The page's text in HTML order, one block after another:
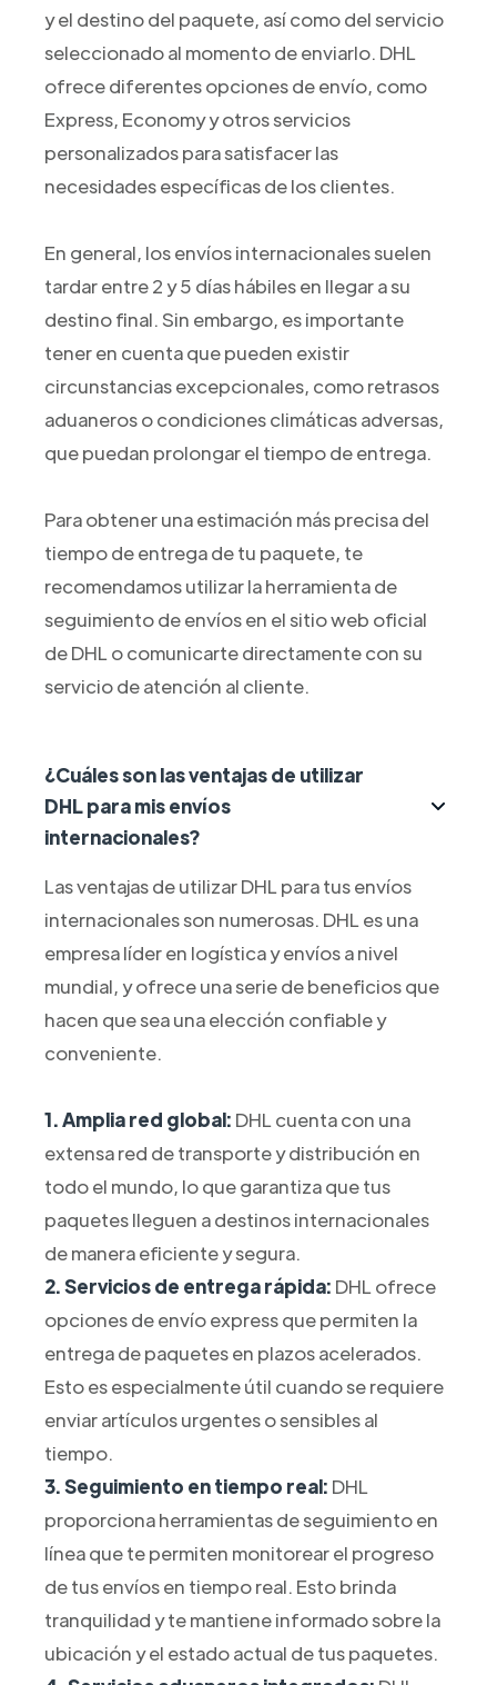
y el destino del paquete, así como del servicio
seleccionado al momento de enviarlo. DHL
ofrece diferentes opciones de envío, como
Express, Economy y otros servicios
personalizados para satisfacer las
necesidades específicas de los clientes.
En general, los envíos internacionales suelen
tardar entre 2 y 5 días hábiles en llegar a su
destino final. Sin embargo, es importante
tener en cuenta que pueden existir
circunstancias excepcionales, como retrasos
aduaneros o condiciones climáticas adversas,
que puedan prolongar el tiempo de entrega.
Para obtener una estimación más precisa del
tiempo de entrega de tu paquete, te
recomendamos utilizar la herramienta de
seguimiento de envíos en el sitio web oficial
de DHL o comunicarte directamente con su
servicio de atención al cliente.
¿Cuáles son las ventajas de utilizar
DHL para mis envíos
internacionales?
Las ventajas de utilizar DHL para tus envíos
internacionales son numerosas. DHL es una
empresa líder en logística y envíos a nivel
mundial, y ofrece una serie de beneficios que
hacen que sea una elección confiable y
conveniente.
1. Amplia red global: DHL cuenta con una
extensa red de transporte y distribución en
todo el mundo, lo que garantiza que tus
paquetes lleguen a destinos internacionales
de manera eficiente y segura.
2. Servicios de entrega rápida: DHL ofrece
opciones de envío express que permiten la
entrega de paquetes en plazos acelerados.
Esto es especialmente útil cuando se requiere
enviar artículos urgentes o sensibles al
tiempo.
3. Seguimiento en tiempo real: DHL
proporciona herramientas de seguimiento en
línea que te permiten monitorear el progreso
de tus envíos en tiempo real. Esto brinda
tranquilidad y te mantiene informado sobre la
ubicación y el estado actual de tus paquetes.